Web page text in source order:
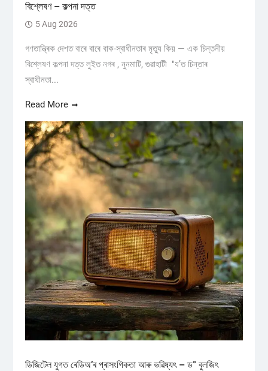
বিশ্লেষণ – কল্পনা দত্ত
5 Aug 2026
গণতান্ত্ৰিক দেশত বাৰে বাৰে বাক-স্বাধীনতাৰ মৃত্যু কিয় — এক চিন্তনীয়
বিশ্লেষণ কল্পনা দত্ত লুইত নগৰ , নুনমাটি, গুৱাহাটী "য’ত চিন্তাৰ
স্বাধীনতা...
Read More
ডিজিটেল যুগত ৰেডিঅ’ৰ প্ৰাসংগিকতা আৰু ভৱিষ্যৎ – ড° বুলজিৎ